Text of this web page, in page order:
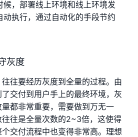
候，部署线上环境和线上环境发
动执行，通过自动化的手段节约
灰度
往要经历灰度到全量的过程。由
交付到用户手上的最终环境，灰
都非常重要，需要做到万无一
往是全量次数的2~3倍，这使得
交付流程中也变得非常高。理想